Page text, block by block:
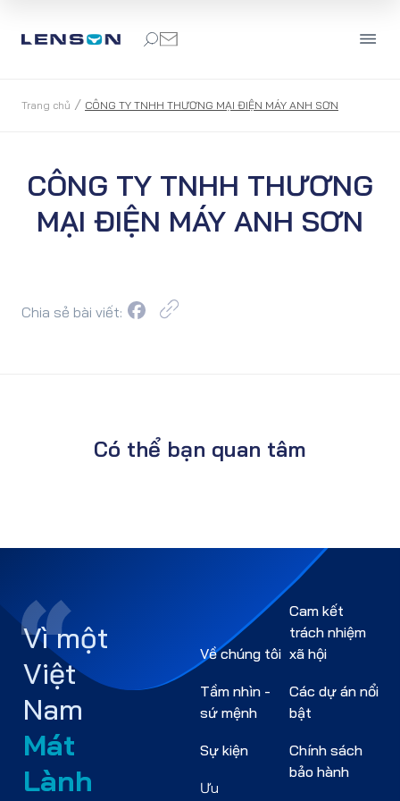
Trang chủ / CÔNG TY TNHH THƯƠNG MẠI ĐIỆN MÁY ANH SƠN
CÔNG TY TNHH THƯƠNG
MẠI ĐIỆN MÁY ANH SƠN
Chia sẻ bài viết:
Có thể bạn quan tâm
Vì một
Việt
Nam
Mát
Lành
Về chúng tôi
Tầm nhìn -
sứ mệnh
Sự kiện
Ưu
Cam kết
trách nhiệm
xã hội
Các dự án nổi
bật
Chính sách
bảo hành